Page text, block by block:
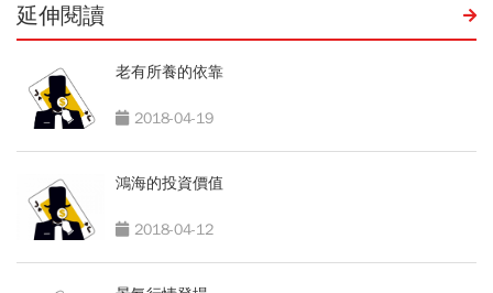
延伸閱讀
老有所養的依靠
2018-04-19
鴻海的投資價值
2018-04-12